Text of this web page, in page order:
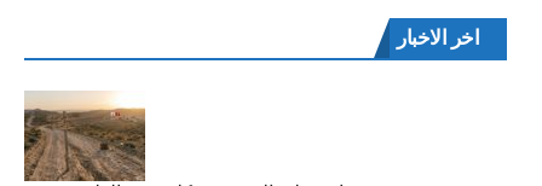
اخر الاخبار